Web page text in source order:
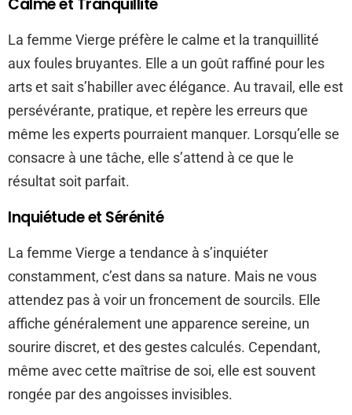
La femme Vierge préfère le calme et la tranquillité
aux foules bruyantes. Elle a un goût raffiné pour les
arts et sait s’habiller avec élégance. Au travail, elle est
persévérante, pratique, et repère les erreurs que
même les experts pourraient manquer. Lorsqu’elle se
consacre à une tâche, elle s’attend à ce que le
résultat soit parfait.
Inquiétude et Sérénité
La femme Vierge a tendance à s’inquiéter
constamment, c’est dans sa nature. Mais ne vous
attendez pas à voir un froncement de sourcils. Elle
affiche généralement une apparence sereine, un
sourire discret, et des gestes calculés. Cependant,
même avec cette maîtrise de soi, elle est souvent
rongée par des angoisses invisibles.